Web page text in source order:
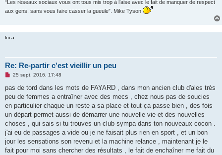
“Les réseaux sociaux vous ont tous mis trop à l’aise avec le fait de manquer de respect
aux gens, sans vous faire casser la gueule”. Mike Tyson
loca
Re: Re-partir c'est vieillir un peu
M
s
a
g
n
o
l
u
25 sept. 2016, 17:48
pas de tord dans les mots de FAYARD , dans mon ancien club d'ales très
peu de femmes a entraîner avec des mecs , chez nous pas de soucies
en particulier chaque un reste a sa place et tout ça passe bien , des fois
un départ permet aussi de démarrer une nouvelle vie et des nouvelles
choses , qui sais si tu trouves un club sympa dans ton nouveaux cocon .
j'ai eu de passages a vide ou je ne faisait plus rien en sport , et un bon
jour les sensations son revenu et la machine relance , maintenant je le
fait pour moi sans chercher des résultats , le fait de enchaîner me fait du